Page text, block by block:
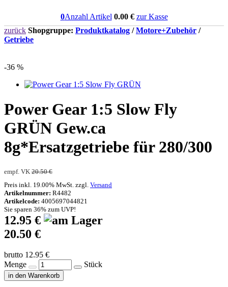
0Anzahl Artikel 0.00€ zur Kasse
zurück Shopgruppe: Produktkatalog /Motore+Zubehör /
Getriebe
-36 %
Power Gear 1:5 Slow Fly
GRÜN Gew.ca
8g*Ersatzgetriebe für 280/300
empf. VK 20.50 €
Preis inkl. 19.00% MwSt. zzgl. Versand
Artikelnummer: R4482
Artikelcode: 4005697044821
Sie sparen 36% zum UVP!
12.95 €
20.50 €
brutto 12.95 €
Menge
Stück
in den Warenkorb